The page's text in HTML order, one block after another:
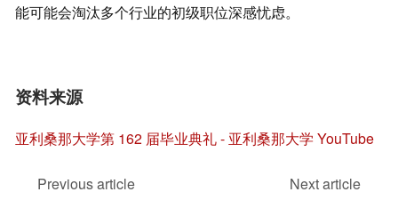
能可能会淘汰多个行业的初级职位深感忧虑。
资料来源
亚利桑那大学第 162 届毕业典礼 - 亚利桑那大学 YouTube
Previous article
Next article